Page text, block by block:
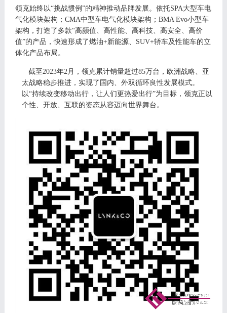
领克始终以“挑战惯例”的精神推动品牌发展。依托SPA大型车电
气化模块架构；CMA中型车电气化模块架构；BMA Evo小型车
架构，打造了多款“高颜值、高性能、高科技、高安全、高价
值”的产品，快速形成了燃油+新能源、SUV+轿车及性能车的立
体化产品布局。
截至2023年2 月，领克累计销量超过85万台，欧洲战略、亚
太战略稳步推进，实现了国内、外双循环良性发展模式。
以“持续改变移动出行，让人们更热爱出行”为目标，领克正以
个性、开放、互联的姿态从容迈向世界舞台。